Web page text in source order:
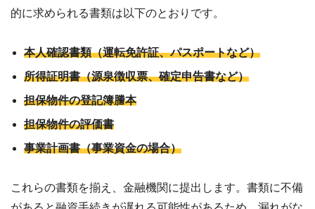
的に求められる書類は以下のとおりです。
本人確認書類（運転免許証、パスポートなど）
所得証明書（源泉徴収票、確定申告書など）
担保物件の登記簿謄本
担保物件の評価書
事業計画書（事業資金の場合）
これらの書類を揃え、金融機関に提出します。書類に不備